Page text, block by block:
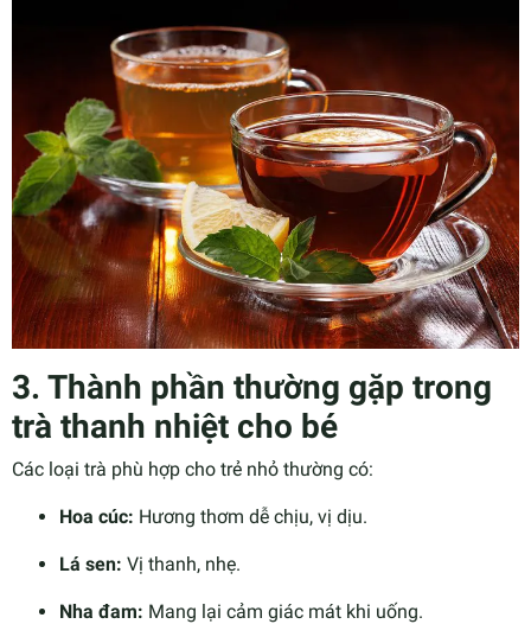
3. Thành phần thường gặp trong
trà thanh nhiệt cho bé
Các loại trà phù hợp cho trẻ nhỏ thường có:
Hoa cúc: Hương thơm dễ chịu, vị dịu.
Lá sen: Vị thanh, nhẹ.
Nha đam: Mang lại cảm giác mát khi uống.